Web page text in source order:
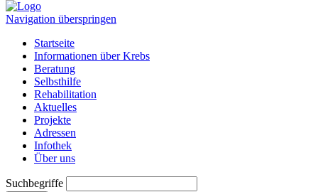
Navigation überspringen
Startseite
Informationen über Krebs
Beratung
Selbsthilfe
Rehabilitation
Aktuelles
Projekte
Adressen
Infothek
Über uns
Suchbegriffe